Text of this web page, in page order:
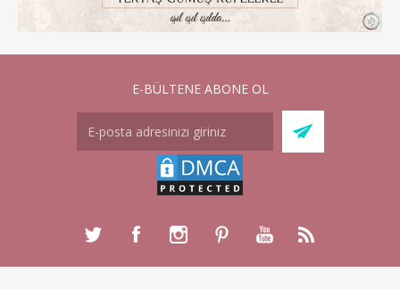
E-BÜLTENE ABONE OL